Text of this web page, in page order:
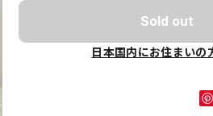
Sold out
日本国内にお住まいの